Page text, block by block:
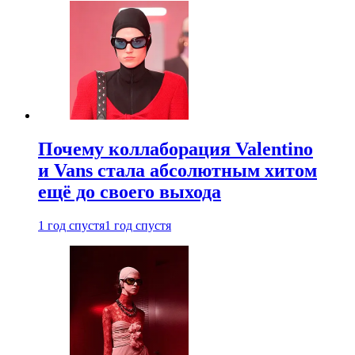
Почему коллаборация Valentino
и Vans стала абсолютным хитом
ещё до своего выхода
1 год спустя1 год спустя